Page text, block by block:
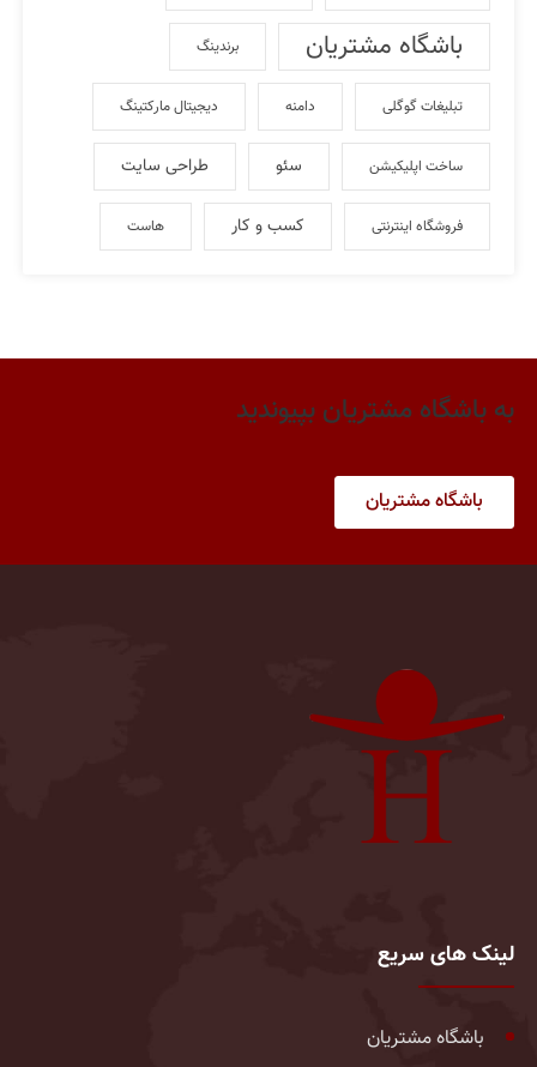
باشگاه مشتریان برندینگ
تبلیغات گوگلی دامنه دیجیتال مارکتینگ
ساخت اپلیکیشن سئو طراحی سایت
فروشگاه اینترنتی کسب و کار هاست
به باشگاه مشتریان بپیوندید
باشگاه مشتریان
لینک های سریع
باشگاه مشتریان